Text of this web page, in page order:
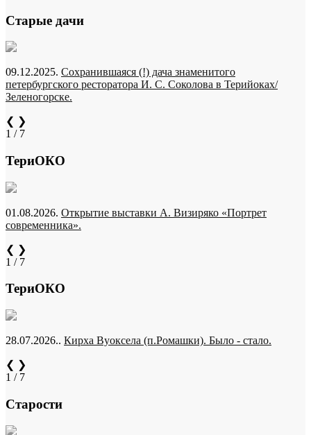
Старые дачи
09.12.2025. Сохранившаяся (!) дача знаменитого
петербургского ресторатора И. С. Соколова в Терийоках/
Зеленогорске.
❮ ❯
1 / 7
ТериОКО
01.08.2026. Открытие выставки А. Визиряко «Портрет
современника».
❮ ❯
1 / 7
ТериОКО
28.07.2026.. Кирха Вуоксела (п.Ромашки). Было - стало.
❮ ❯
1 / 7
Старости